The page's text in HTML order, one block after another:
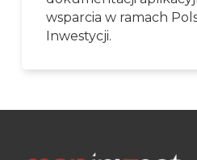
wsparcia w ramach
Inwestycji.